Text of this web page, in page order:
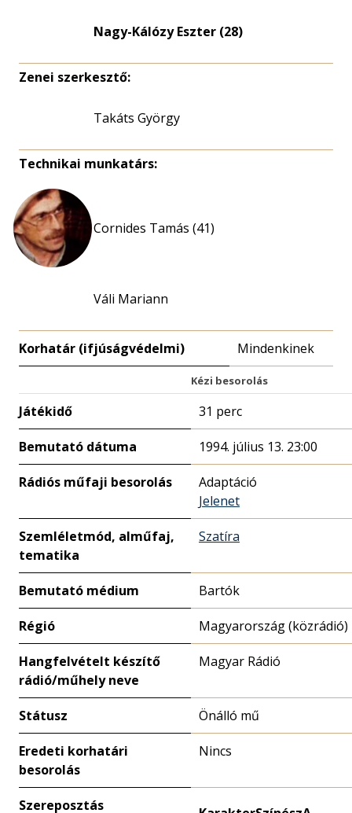
Nagy-Kálózy Eszter (28)
Zenei szerkesztő:
Takáts György
Technikai munkatárs:
Cornides Tamás (41)
Váli Mariann
Korhatár (ifjúságvédelmi) Mindenkinek
Kézi besorolás
Játékidő 31 perc
Bemutató dátuma 1994. július 13. 23:00
Rádiós műfaji besorolás
Adaptáció
Jelenet
Szemléletmód, alműfaj,
tematika
Szatíra
Bemutató médium Bartók
Régió Magyarország (közrádió)
Hangfelvételt készítő
rádió/műhely neve
Magyar Rádió
Státusz Önálló mű
Eredeti korhatári
besorolás
Nincs
Szereposztás